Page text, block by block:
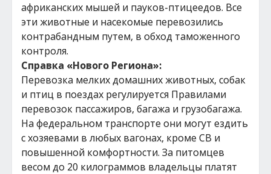
африканских мышей и пауков-птицеедов. Все
эти животные и насекомые перевозились
контрабандным путем, в обход таможенного
контроля.
Справка «Нового Региона»:
Перевозка мелких домашних животных, собак
и птиц в поездах регулируется Правилами
перевозок пассажиров, багажа и грузобагажа.
На федеральном транспорте они могут ездить
с хозяевами в любых вагонах, кроме СВ и
повышенной комфортности. За питомцев
весом до 20 килограммов владельцы платят